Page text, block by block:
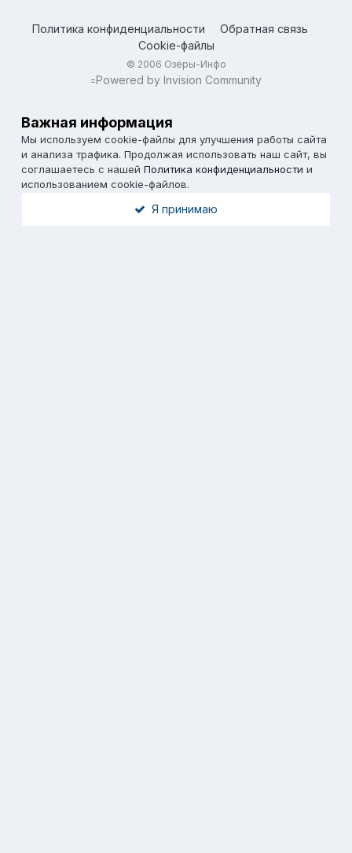
Политика конфиденциальности
Обратная связь
Cookie-файлы
© 2006 Озёры-Инфо
=Powered by Invision Community
Важная информация
Мы используем cookie-файлы для улучшения работы сайта
и анализа трафика. Продолжая использовать наш сайт, вы
соглашаетесь с нашей Политика конфиденциальности и
использованием cookie-файлов.
Я принимаю